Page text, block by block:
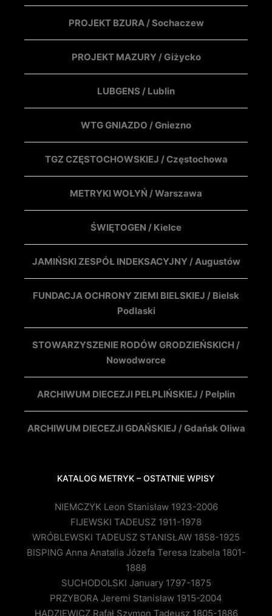
PROJEKT BZURA / Sochaczew
PROJEKT MAZURY / Giżycko
LUBGENS / Lublin
WTG GNIAZDO / Gniezno
TGZ CZĘSTOCHOWSKIEJ / Częstochowa
METRYKI WOŁYŃ / Warszawa
ŚWIĘTOGEN / Kielce
JAMIŃSKI ZESPÓŁ INDEKSACYJNY / Augustów
FUNDACJA OCHRONY ZIEMI BIELSKIEJ / Bielsk
Podlaski
STOWARZYSZENIE RODÓW GRODZIEŃSKICH /
Nowodworce
ARCHIWUM DIECEZJI PELPLIŃSKIEJ / Pelplin
ARCHIWUM DIECEZJI GDAŃSKIEJ / Gdańsk Oliwa
KATALOG METRYK – OSTATNIE WPISY
NIEMCZYK Leon Stanisław 1923-2006
FIJEWSKI TADEUSZ 1911-1978
WRÓBLEWSKI TADEUSZ STANISŁAW 1858-1925
BISPING Anna Anatalia Józefa Teresa Izabela 1801-
1888
SUCHODOLSKI January 1797-1875
PRZYBORA Jeremi Stanisław 1915-2004
HADZIEWICZ Rafał Szymon Tadeusz 1805-1886